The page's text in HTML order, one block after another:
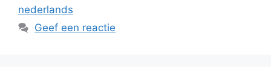
nederlands
Geef een reactie